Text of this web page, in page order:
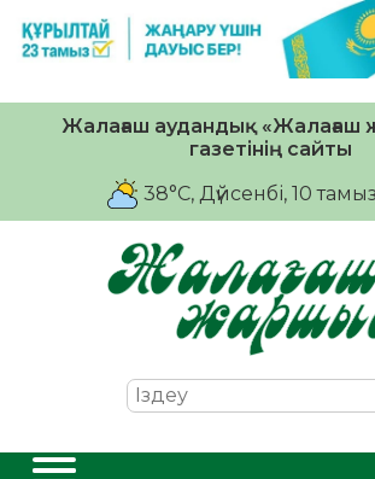
Жалағаш аудандық
газетінің сайты
38°C, Дүйсенбі, 10